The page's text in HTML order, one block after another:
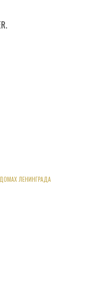
ЛЕНИНГРАДА